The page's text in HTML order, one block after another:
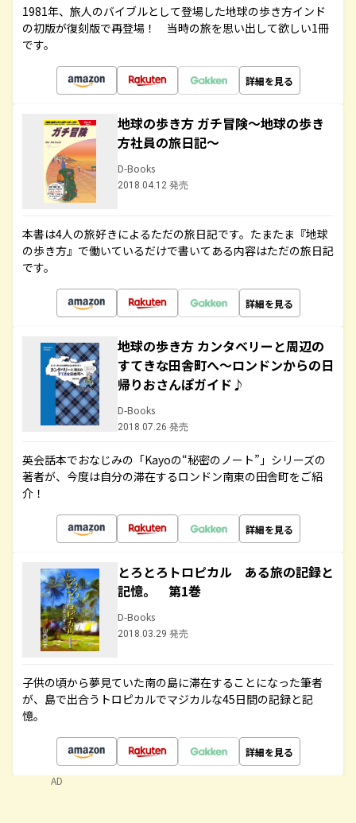
1981年、旅人のバイブルとして登場した地球の歩き方インド
の初版が復刻版で再登場！ 当時の旅を思い出して欲しい1冊
です。
詳細を見る
地球の歩き方 ガチ冒険～地球の歩き
方社員の旅日記～
D-Books
2018.04.12 発売
本書は4人の旅好きによるただの旅日記です。たまたま『地球
の歩き方』で働いているだけで書いてある内容はただの旅日記
です。
詳細を見る
地球の歩き方 カンタベリーと周辺の
すてきな田舎町へ～ロンドンからの日
帰りおさんぽガイド♪
D-Books
2018.07.26 発売
英会話本でおなじみの「Kayoの“秘密のノート”」シリーズの
著者が、今度は自分の滞在するロンドン南東の田舎町をご紹
介！
詳細を見る
とろとろトロピカル ある旅の記録と
記憶。 第1巻
D-Books
2018.03.29 発売
子供の頃から夢見ていた南の島に滞在することになった筆者
が、島で出合うトロピカルでマジカルな45日間の記録と記
憶。
詳細を見る
AD